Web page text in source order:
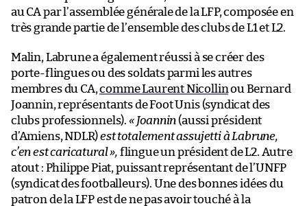
au CA par l’assemblée générale de la LFP, composée en
très grande partie de l’ensemble des clubs de L1 et L2.
Malin, Labrune a également réussi à se créer des
porte-flingues ou des soldats parmi les autres
membres du CA,comme Laurent Nicollinou Bernard
Joannin, représentants de Foot Unis (syndicat des
clubs professionnels). « Joannin(aussi président
d’Amiens, NDLR)est totalement assujetti à Labrune,
c’en est caricatural», flingue un président de L2. Autre
atout : Philippe Piat, puissant représentant de l’UNFP
(syndicat des footballeurs). Une des bonnes idées du
patron de la LFP est de ne pas avoir touché à la